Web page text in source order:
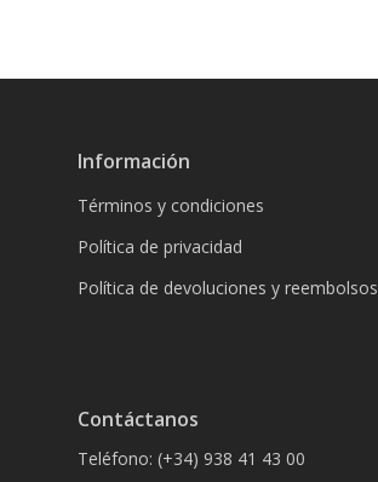
Información
Términos y condiciones
Política de privacidad
Política de devoluciones y reembolsos
Contáctanos
Teléfono: (+34) 938 41 43 00